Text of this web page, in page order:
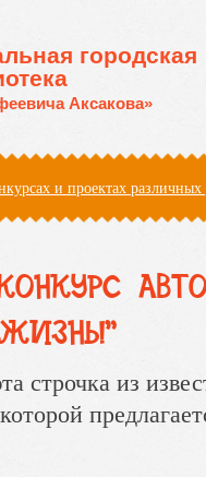
городская
Аксакова»
и проектах
строчка из